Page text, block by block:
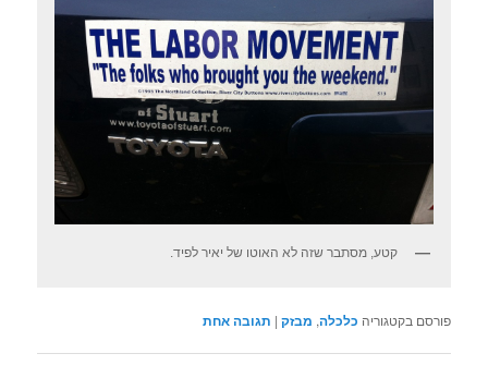
קטע, מסתבר שזה לא האוטו של יאיר לפיד.
פורסם בקטגוריה כלכלה, מבזק | תגובהאחת